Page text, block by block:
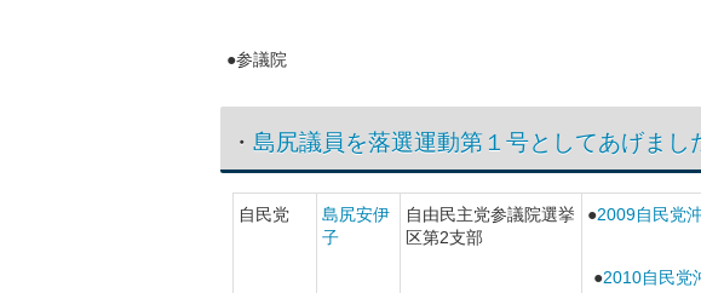
●参議院
・ 島尻議員を落選運動第１号としてあげまし
自民党
島尻安伊
子
自由民主党参議院選挙
区第2支部
●2009自民党
●2010自民党